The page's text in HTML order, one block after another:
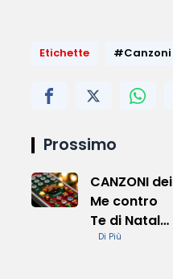
Etichette #Canzoni
Prossimo
CANZONI dei
Me contro
Te di Natale
e Successi
Di Più